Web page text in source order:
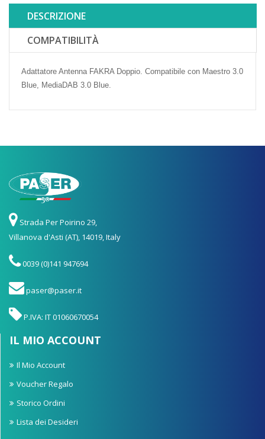
DESCRIZIONE
COMPATIBILITÀ
Adattatore Antenna FAKRA Doppio. Compatibile con Maestro 3.0
Blue, MediaDAB 3.0 Blue.
Strada Per Poirino 29,
Villanova d'Asti (AT), 14019, Italy
0039 (0)141 947694
paser@paser.it
P.IVA: IT 01060670054
IL MIO ACCOUNT
Il Mio Account
Voucher Regalo
Storico Ordini
Lista dei Desideri